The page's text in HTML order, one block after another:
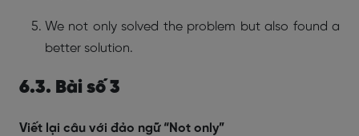
We not only solved the problem but also found a
better solution.
6.3. Bài số 3
Viết lại câu với đảo ngữ “Not only”